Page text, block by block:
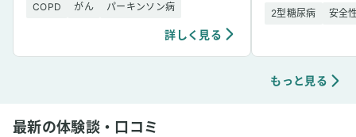
COPD
がん パーキンソン病
詳しく見る
2型糖尿病 安全
もっと見る
最新の体験談・口コミ